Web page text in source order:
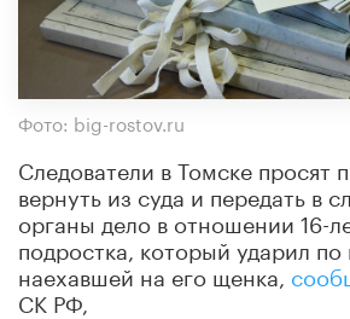
Фото: big-rostov.ru
Следователи в Томске просят
вернуть из суда и передать в
органы дело в отношении 16-
подростка, который ударил
наехавшей на его щенка,
СК РФ,